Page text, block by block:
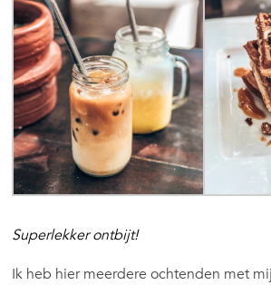
Superlekker ontbijt!
Ik heb hier meerdere ochtenden met